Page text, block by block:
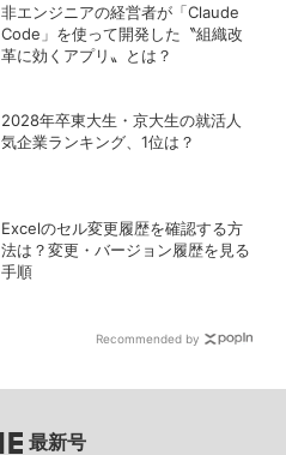
非エンジニアの経営者が「Claude
Code」を使って開発した〝組織改
革に効くアプリ〟とは？
2028年卒東大生・京大生の就活人
気企業ランキング、1位は？
Excelのセル変更履歴を確認する方
法は？変更・バージョン履歴を見る
手順
Recommended by
最新号